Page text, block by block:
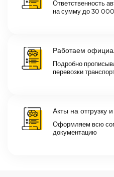
Ответственность
на сумму до 30
Работаем
Подробно
перевозки
Акты на отгрузку и
Оформляем всю
документацию